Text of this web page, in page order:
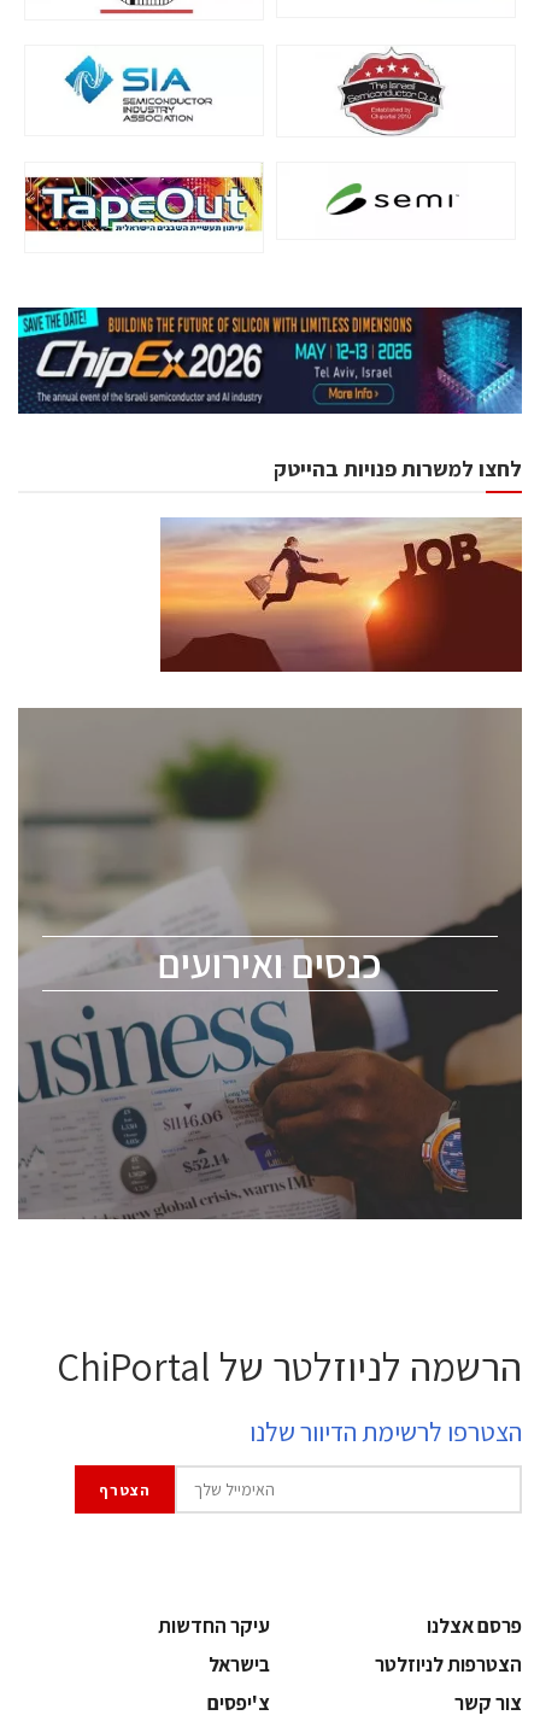
לחצו למשרות פנויות בהייטק
כנסים ואירועים
כנסים ואירועים
לכל העוסקים בתעשיית הסמיקונדקטור כולל מהנדסים,
ChipEx2026 will be held on May 12-13, 2026. The
conference is intended for everyone involved in the
semiconductor industry, including engineers,
professional experts, and senior executives.
לחץ לפרטים
הרשמה לניוזלטר של ChiPortal
הצטרפו לרשימת הדיוור שלנו
פרסם אצלנו
עיקר החדשות
הצטרפות לניוזלטר
בישראל
צור קשר
צ'יפסים